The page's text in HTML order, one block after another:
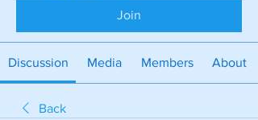
Join
Discussion Media Members About
Back